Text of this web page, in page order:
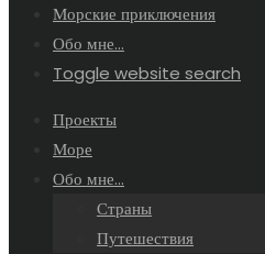
Морские приключения
Обо мне…
Toggle website search
Проекты
Море
Обо мне…
Страны
Путешествия